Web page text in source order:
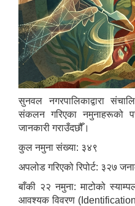
सुनवल नगरपालिकाद्वारा
संकलन गरिएका नमुनाहरूको
जानकारी गराउँदछौँ।
कुल नमुना संख्या: ३४९
अपलोड गरिएको रिपोर्ट: ३२७
बाँकी २२ नमुना: माटोको
आवश्यक विवरण (Identification)